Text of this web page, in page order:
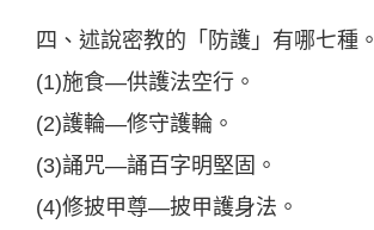
四、述說密教的「防護」有哪七種。
(1)施食—供護法空行。
(2)護輪—修守護輪。
(3)誦咒—誦百字明堅固。
(4)修披甲尊—披甲護身法。